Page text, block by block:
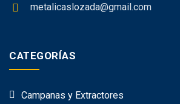
metalicaslozada@gmail.com
CATEGORÍAS
Campanas y Extractores